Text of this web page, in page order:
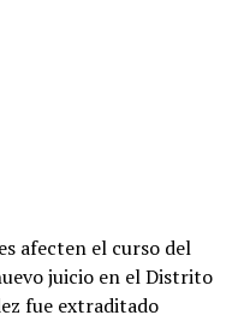
afecten el curso del
juicio en el Distrito
fue extraditado